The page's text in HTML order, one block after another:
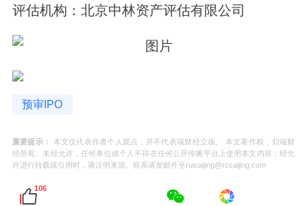
评估机构：北京中林资产评估有限公司
预审IPO
重要提示：
本文仅代表作者个人观点，并不代表瑞财经立场。 本文著作权，归瑞财
经所有。未经允许，任何单位或个人不得在任何公开传播平台上使用本文内容；经允
许进行转载或引用时，请注明来源。联系请发邮件至ruicaijing@rccaijing.com
106